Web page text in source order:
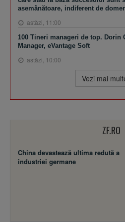
asemănătoare, indiferent de
astăzi, 11:00
100 Tineri manageri de top. Dorin
Manager, eVantage Soft
astăzi, 10:00
Vezi mai
ZF.RO
China devastează ultima redută a
industriei germane